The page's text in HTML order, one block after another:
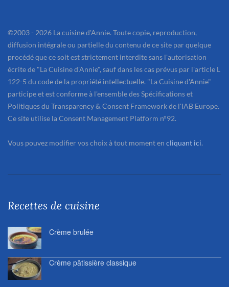
©2003 - 2026 La cuisine d'Annie. Toute copie, reproduction,
diffusion intégrale ou partielle du contenu de ce site par quelque
procédé que ce soit est strictement interdite sans l'autorisation
écrite de "La Cuisine d'Annie", sauf dans les cas prévus par l'article L
122-5 du code de la propriété intellectuelle. "La Cuisine d'Annie"
participe et est conforme à l'ensemble des Spécifications et
Politiques du Transparency & Consent Framework de l'IAB Europe.
Ce site utilise la Consent Management Platform n°92.
Vous pouvez modifier vos choix à tout moment en cliquant ici.
Recettes de cuisine
Crème brulée
Crème pâtissière classique